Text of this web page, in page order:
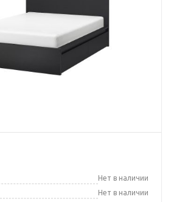
Нет в наличии
Нет в наличии